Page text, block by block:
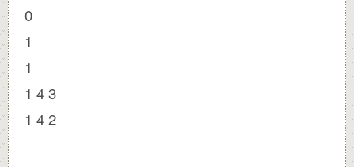
0
1
1
1 4 3
1 4 2